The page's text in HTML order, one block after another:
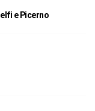
e Picerno